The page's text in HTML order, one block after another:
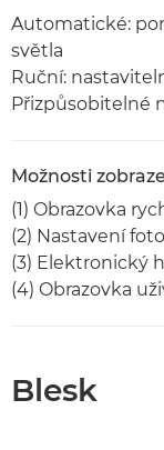
Automatické:
světla
Ruční:
Přizpůsobitelné
Možnosti
(1) Obrazovka
(2) Nastavení
(3) Elektronický
(4) Obrazovka
Blesk